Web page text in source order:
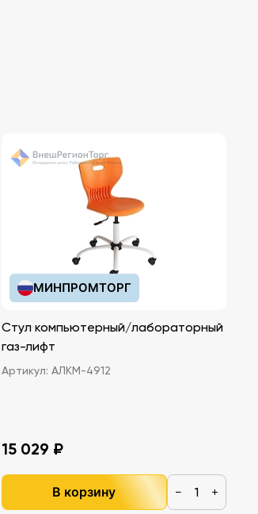
МИНПРОМТОРГ
Стул компьютерный/лабораторный
газ-лифт
Артикул: АЛКМ-4912
15 029 ₽
В корзину − +